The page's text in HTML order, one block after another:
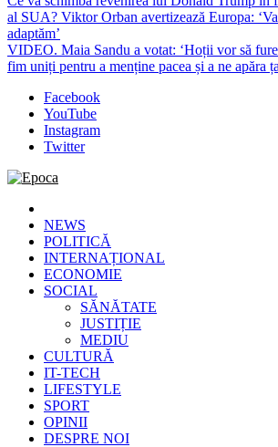
al SUA? Viktor Orban avertizează Europa:
adaptăm’
VIDEO. Maia Sandu a votat: ‘Hoții vor să fure
fim uniți pentru a menține pacea și a ne apăra
Facebook
YouTube
Instagram
Twitter
Epoca
Cele mai noi știri online din România
NEWS
POLITICĂ
INTERNAȚIONAL
ECONOMIE
SOCIAL
SĂNĂTATE
JUSTIȚIE
MEDIU
CULTURĂ
IT-TECH
LIFESTYLE
SPORT
OPINII
DESPRE NOI